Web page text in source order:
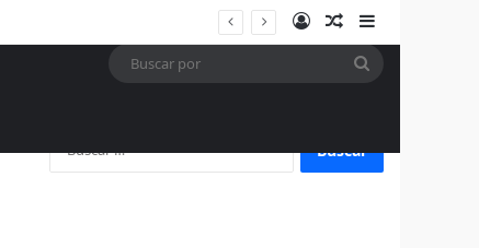
AccesoPublicación al
Barra lateral